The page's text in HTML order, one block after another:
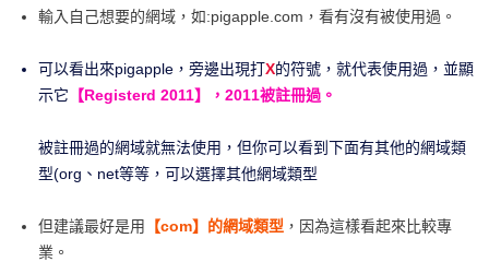
輸入自己想要的網域，如:pigapple.com，看有沒有被使用過。
可以看出來pigapple，旁邊出現打X的符號，就代表使用過，並顯
示它 【Registerd 2011】，2011被註冊過。
被註冊過的網域就無法使用，但你可以看到下面有其他的網域類
型(org、net等等，可以選擇其他網域類型
但建議最好是用 【com】的網域類型 ，因為這樣看起來比較專
業。